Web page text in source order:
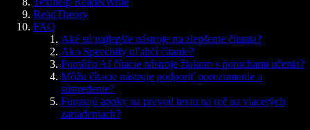
ReadTheory
FAQ
Aké sú najlepšie nástroje na zlepšenie čítania?
Ako Speechify uľahčí čítanie?
Pomôžu AI čítacie nástroje žiakom s poruchami učenia?
Môžu čítacie nástroje podporiť porozumenie a
sústredenie?
Fungujú appky na prevod textu na reč na viacerých
zariadeniach?